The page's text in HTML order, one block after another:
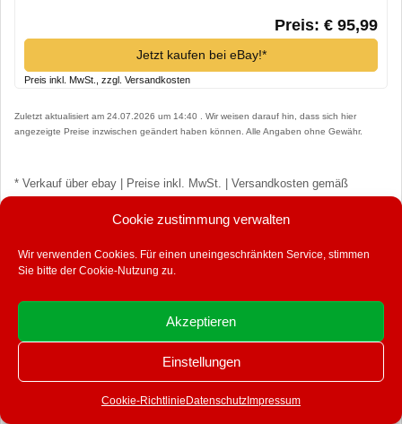
Cookie zustimmung verwalten
Wir verwenden Cookies. Für einen uneingeschränkten Service, stimmen
Sie bitte der Cookie-Nutzung zu.
Akzeptieren
Einstellungen
Cookie-Richtlinie Datenschutz Impressum
Preis: € 95,99
Jetzt kaufen bei eBay!*
Preis inkl. MwSt., zzgl. Versandkosten
Zuletzt aktualisiert am 24.07.2026 um 14:40 . Wir weisen darauf hin, dass sich hier
angezeigte Preise inzwischen geändert haben können. Alle Angaben ohne Gewähr.
* Verkauf über ebay | Preise inkl. MwSt. | Versandkosten gemäß